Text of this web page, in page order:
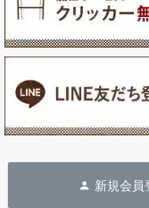
新規会員